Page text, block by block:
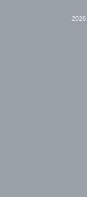
2026